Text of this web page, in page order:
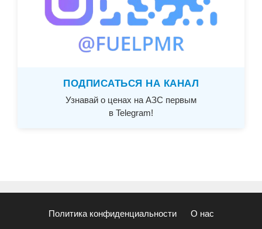
ПОДПИСАТЬСЯ НА КАНАЛ
Узнавай о ценах на АЗС первым
в Telegram!
Политика конфиденциальности О нас